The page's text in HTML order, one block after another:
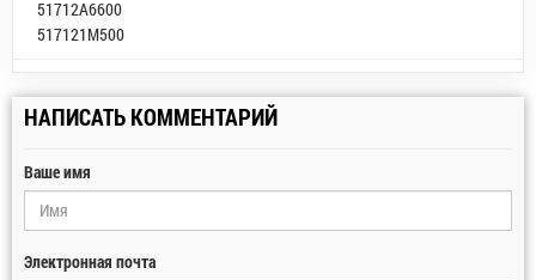
51712A6600
517121M500
НАПИСАТЬ КОММЕНТАРИЙ
Ваше имя
Электронная почта